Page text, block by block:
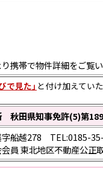
携帯で物件詳細をご覧
で見た」 と付け加えてい
秋田県知事免許(5)第
字船越278 TEL:0185-
員 東北地区不動産公正